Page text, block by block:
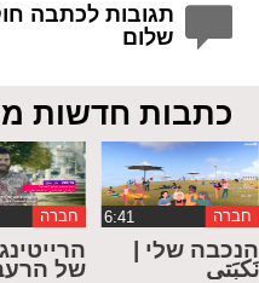
תגובות לכתבה
שלום
כתבות חדשות
חברה
הנכבה שלי |
نَكبَتي
חברה
של